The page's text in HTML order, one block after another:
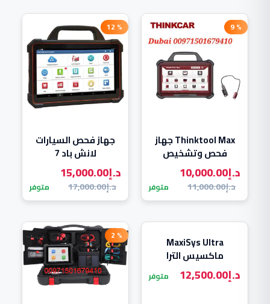
% 9
Thinktool Max جهاز
فحص وتشخيص
السيارات د.إ10,000.00
د.إ11,000.00 متوفر
% 12
جهاز فحص السيارات
لانش باد 7
د.إ15,000.00
د.إ17,000.00 متوفر
MaxiSys Ultra
ماكسيس الترا
د.إ12,500.00 متوفر
% 2